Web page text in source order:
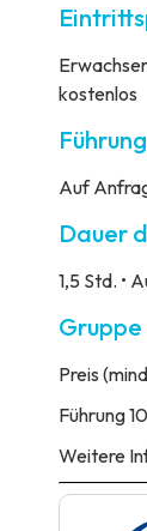
kostenlos
Führung
Auf
Dauer
1,5 Std. •
Gruppe
Preis
Führung
Weitere